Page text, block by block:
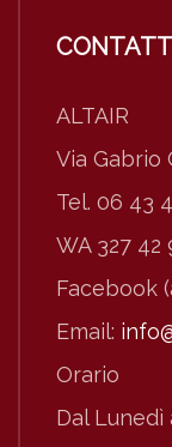
ALTAIR
Via Gabrio
Tel. 06 43
WA 327 42
Facebook
Email:
Orario
Dal Lunedì